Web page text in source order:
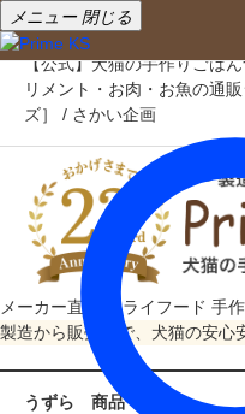
メニュー 閉じる
【公式】犬猫の手作りごは
リメント・お肉・お魚の通
ズ］ / さかい企画
メーカー直売 ドライフード 手
製造から販売まで、犬猫の安心
うずら 商品一覧